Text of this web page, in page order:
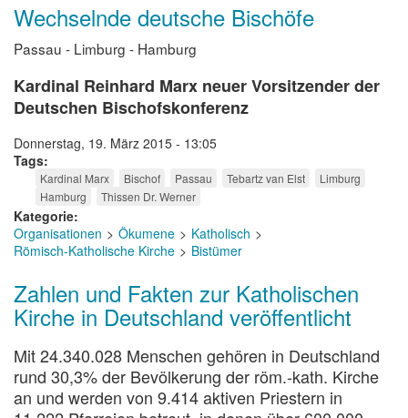
Wechselnde deutsche Bischöfe
Passau - Limburg - Hamburg
Kardinal Reinhard Marx neuer Vorsitzender der
Deutschen Bischofskonferenz
Donnerstag, 19. März 2015 - 13:05
Tags
Kardinal Marx Bischof Passau Tebartz van Elst
Limburg
Hamburg
Thissen Dr. Werner
Kategorie
Organisationen
Ökumene
Katholisch
Römisch-Katholische Kirche
Bistümer
Zahlen und Fakten zur Katholischen
Kirche in Deutschland veröffentlicht
Mit 24.340.028 Menschen gehören in Deutschland
rund 30,3% der Bevölkerung der röm.-kath. Kirche
an und werden von 9.414 aktiven Priestern in